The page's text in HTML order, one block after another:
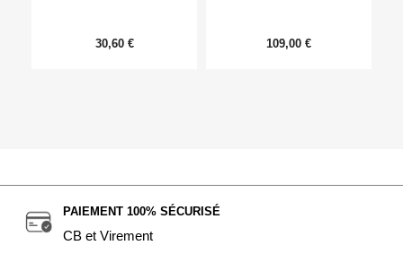
30,60 € 109,00 €
PAIEMENT 100% SÉCURISÉ
CB et Virement